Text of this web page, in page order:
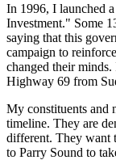
In 1996, I launched
Investment." Some
saying that this
campaign to
changed their
Highway 69 from
My constituents and
timeline. They are
different. They want
to Parry Sound to